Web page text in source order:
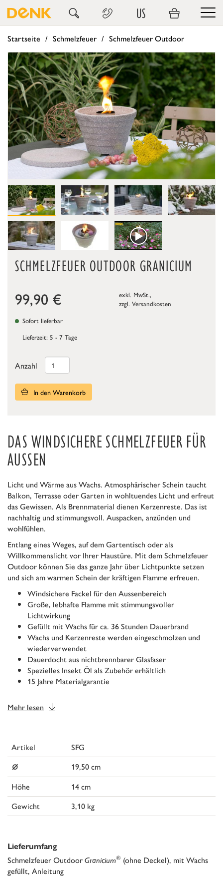
US
Startseite Schmelzfeuer Schmelzfeuer Outdoor
SCHMELZFEUER OUTDOOR GRANICIUM
99,90 €
exkl. MwSt.,
zzgl. Versandkosten
Sofort lieferbar
Lieferzeit: 5 - 7 Tage
Anzahl
In den Warenkorb
DAS WINDSICHERE SCHMELZFEUER FÜR
AUSSEN
Licht und Wärme aus Wachs. Atmosphärischer Schein taucht
Balkon, Terrasse oder Garten in wohltuendes Licht und erfreut
das Gewissen. Als Brennmaterial dienen Kerzenreste. Das ist
nachhaltig und stimmungsvoll. Auspacken, anzünden und
wohlfühlen.
Entlang eines Weges, auf dem Gartentisch oder als
Willkommenslicht vor Ihrer Haustüre. Mit dem Schmelzfeuer
Outdoor können Sie das ganze Jahr über Lichtpunkte setzen
und sich am warmen Schein der kräftigen Flamme erfreuen.
Windsichere Fackel für den Aussenbereich
Große, lebhafte Flamme mit stimmungsvoller
Lichtwirkung
Gefüllt mit Wachs für ca. 36 Stunden Dauerbrand
Wachs und Kerzenreste werden eingeschmolzen und
wiederverwendet
Dauerdocht aus nichtbrennbarer Glasfaser
Spezielles Insekt Öl als Zubehör erhältlich
15 Jahre Materialgarantie
Mehr lesen
Artikel SFG
⌀
19,50 cm
Höhe
14 cm
Gewicht
3,10 kg
Lieferumfang
Schmelzfeuer OutdoorGranicium® (ohne Deckel), mit Wachs
gefüllt, Anleitung